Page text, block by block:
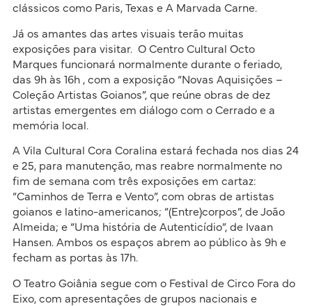
clássicos como Paris, Texas e A Marvada Carne.
Já os amantes das artes visuais terão muitas
exposições para visitar. O Centro Cultural Octo
Marques funcionará normalmente durante o feriado,
das 9h às 16h , com a exposição “Novas Aquisições –
Coleção Artistas Goianos”, que reúne obras de dez
artistas emergentes em diálogo com o Cerrado e a
memória local.
A Vila Cultural Cora Coralina estará fechada nos dias 24
e 25, para manutenção, mas reabre normalmente no
fim de semana com três exposições em cartaz:
“Caminhos de Terra e Vento”, com obras de artistas
goianos e latino-americanos; “(Entre)corpos”, de João
Almeida; e “Uma história de Autenticídio”, de Ivaan
Hansen. Ambos os espaços abrem ao público às 9h e
fecham as portas às 17h.
O Teatro Goiânia segue com o Festival de Circo Fora do
Eixo, com apresentações de grupos nacionais e